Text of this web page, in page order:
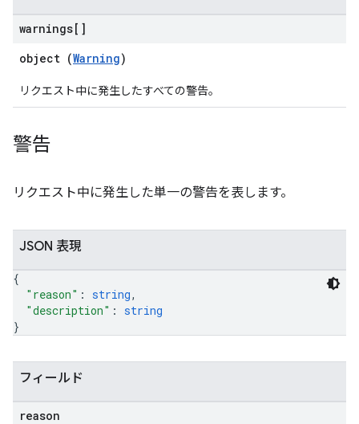
warnings[]
object (Warning)
リクエスト中に発生したすべての警告。
警告
リクエスト中に発生した単一の警告を表します。
JSON 表現
{
"reason" : string,
"description" : string
}
フィールド
reason